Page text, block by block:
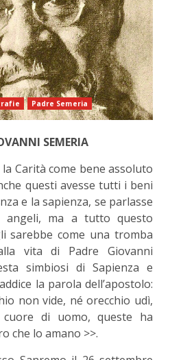
Padre Semeria
SEMERIA
Carità come bene assoluto
questi avesse tutti i beni
e la sapienza, se parlasse
angeli, ma a tutto questo
sarebbe come una tromba
vita di Padre Giovanni
simbiosi di Sapienza e
la parola dell’apostolo:
non vide, né orecchio udì,
di uomo, queste ha
che lo amano >>.